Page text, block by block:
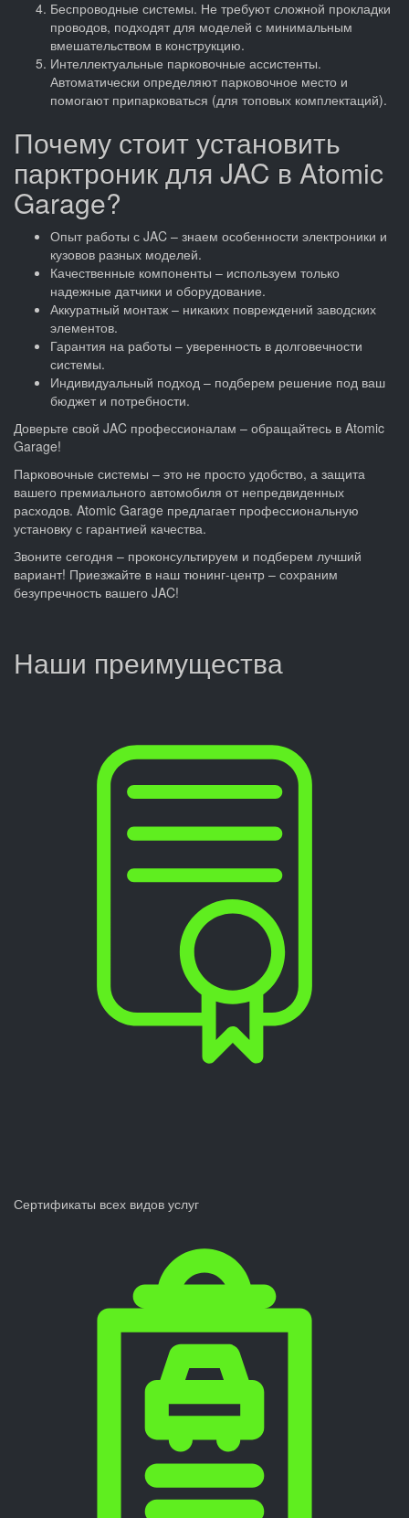
Беспроводные системы. Не требуют сложной прокладки
проводов, подходят для моделей с минимальным
вмешательством в конструкцию.
Интеллектуальные парковочные ассистенты.
Автоматически определяют парковочное место и
помогают припарковаться (для топовых комплектаций).
Почему стоит установить
парктроник для JAC в Atomic
Garage?
Опыт работы с JAC – знаем особенности электроники и
кузовов разных моделей.
Качественные компоненты – используем только
надежные датчики и оборудование.
Аккуратный монтаж – никаких повреждений заводских
элементов.
Гарантия на работы – уверенность в долговечности
системы.
Индивидуальный подход – подберем решение под ваш
бюджет и потребности.
Доверьте свой JAC профессионалам – обращайтесь в Atomic
Garage!
Парковочные системы – это не просто удобство, а защита
вашего премиального автомобиля от непредвиденных
расходов. Atomic Garage предлагает профессиональную
установку с гарантией качества.
Звоните сегодня – проконсультируем и подберем лучший
вариант! Приезжайте в наш тюнинг-центр – сохраним
безупречность вашего JAC!
Наши преимущества
Сертификаты всех видов услуг